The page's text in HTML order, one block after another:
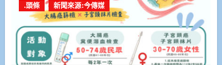
.頭條 新聞來源:今傳媒